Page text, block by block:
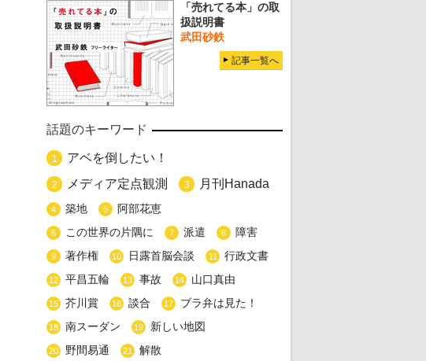
「売れてる本」の取
扱説明書
武田砂鉄
記事一覧へ
話題のキーワード
1 アベを倒したい！
2 メディア定点観測 3 月刊Hanada
4 築地 5 阿部花恵
6 この世界の片隅に 7 派遣 8 障害
9 著作権 10 日露首脳会談 11 行政文書
12 平昌五輪 13 事故 14 山口真由
15 芥川賞 16 談合 17 ブラ弁は見た！
18 南スーダン 19 新しい地図
20 野間易通 21 解散